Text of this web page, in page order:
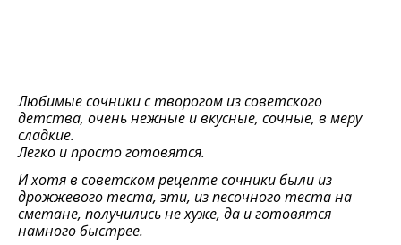
Любимые сочники с творогом из советского
детства, очень нежные и вкусные, сочные, в меру
сладкие.
Легко и просто готовятся.
И хотя в советском рецепте сочники были из
дрожжевого теста, эти, из песочного теста на
сметане, получились не хуже, да и готовятся
намного быстрее.